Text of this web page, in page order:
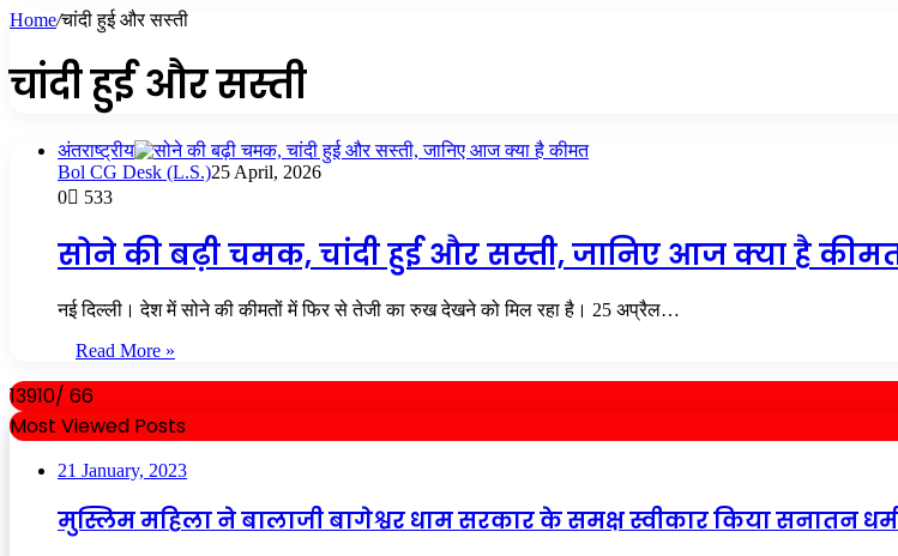
Home/चांदी हुई और सस्ती
चांदी हुई और सस्ती
अंतराष्ट्रीय
Bol CG Desk (L.S.)25 April, 2026
0
533
सोने की बढ़ी चमक, चांदी हुई और सस्ती, जानिए आज क्या है
नई दिल्ली। देश में सोने की कीमतों में फिर से तेजी का रुख देखने को मिल रहा है। 25 अप्रैल…
Read More »
13910/ 66
Most Viewed Posts
21 January, 2023
मुस्लिम महिला ने बालाजी बागेश्वर धाम सरकार के समक्ष स्वीकार किया सनातन धर्म